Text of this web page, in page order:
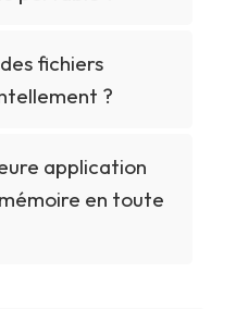
fichiers
?
application
en toute